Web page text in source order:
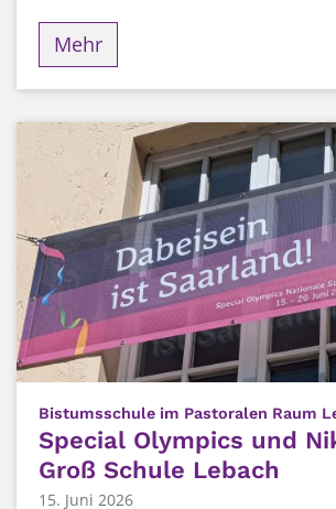
Mehr
Bistumsschule im Pastoralen Raum
Special Olympics und
Groß Schule Lebach
15. Juni 2026